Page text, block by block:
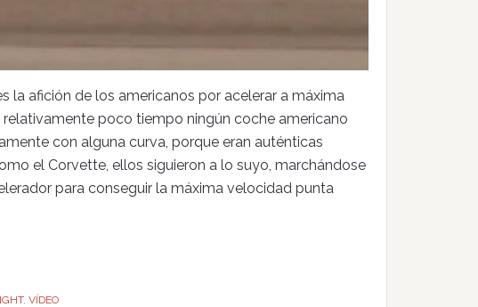
afición de los americanos por acelerar a máxima
poco tiempo ningún coche americano
con alguna curva, porque eran auténticas
el Corvette, ellos siguieron a lo suyo, marchándose
para conseguir la máxima velocidad punta
, VÍDEO